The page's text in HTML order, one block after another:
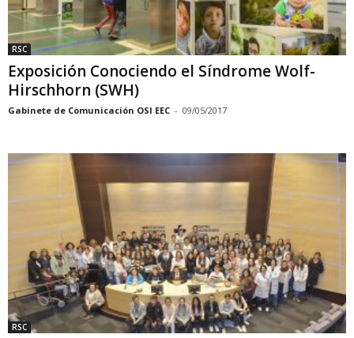
RSC
Exposición Conociendo el Síndrome Wolf-
Hirschhorn (SWH)
Gabinete de Comunicación OSI EEC - 09/05/2017
RSC